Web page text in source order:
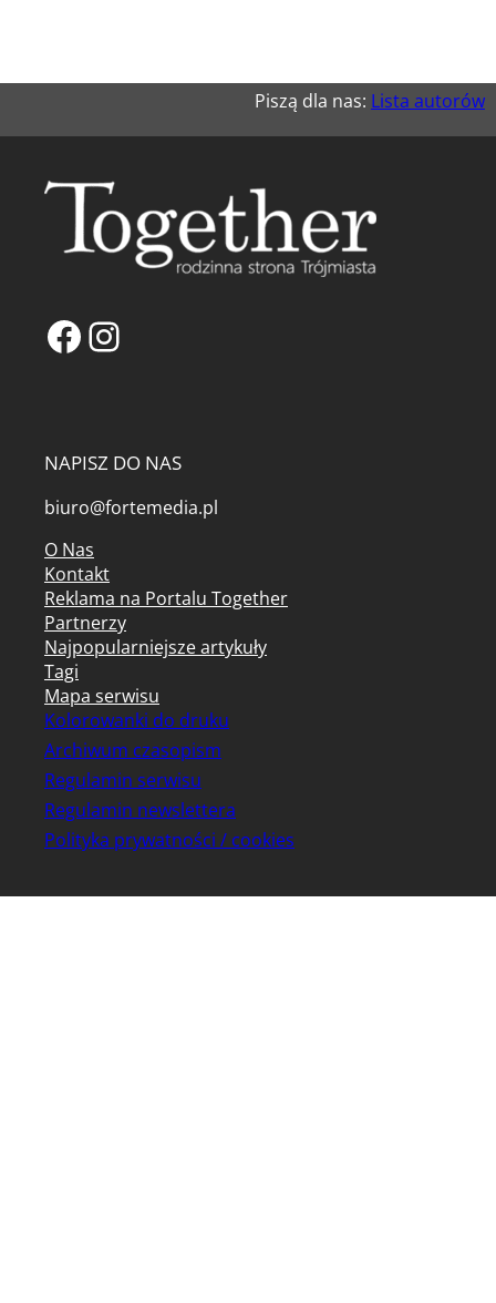
Piszą dla nas: Lista autorów
Facebook
Instagram
NAPISZ DO NAS
biuro@fortemedia.pl
O Nas
Kontakt
Reklama na Portalu Together
Partnerzy
Najpopularniejsze artykuły
Tagi
Mapa serwisu
Kolorowanki do druku
Archiwum czasopism
Regulamin serwisu
Regulamin newslettera
Polityka prywatności / cookies